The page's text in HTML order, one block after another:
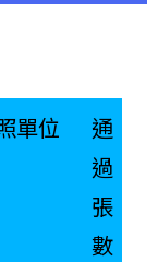
單位
通
過
張
數